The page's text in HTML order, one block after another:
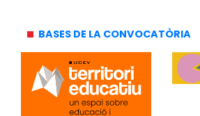
BASES DE LA CONVOCATÒRIA